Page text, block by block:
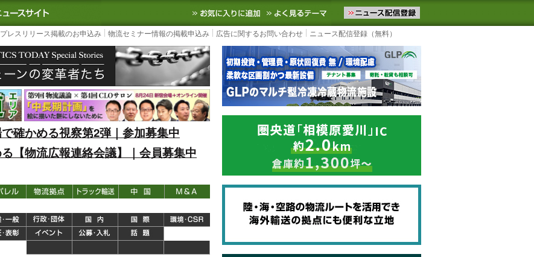
｜国内最大の物流ニュースサイト3PL, SCMなど国内外の最新の物流ニュースをお届けします。物流ニュースメール配信を登録す
お気に入りに追加 よく見るテーマ
レスリリース掲載のお申込み 物流セミナー情報の掲載申込み 広告に関するお問い合わせ ニュース配信登録（無料）
確かめる視察第2弾｜参加募集中
【物流広報連絡会議】｜会員募集中